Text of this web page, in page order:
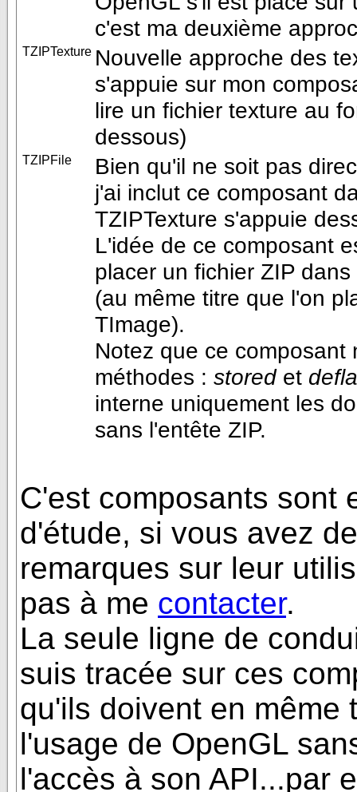
c'est ma deuxième
TZIPTexture Nouvelle approche des
s'appuie sur mon
lire un fichier texture au
dessous)
TZIPFile
Bien qu'il ne soit pas
j'ai inclut ce composant
TZIPTexture s'appuie
L'idée de ce composant
placer un fichier ZIP
(au même titre que l'on
TImage).
Notez que ce
méthodes : storedet
interne uniquement les
sans l'entête ZIP.
C'est composants sont
d'étude, si vous avez
remarques sur leur
pas à me contacter.
La seule ligne de
suis tracée sur ces
qu'ils doivent en même
l'usage de OpenGL
l'accès à son API...par